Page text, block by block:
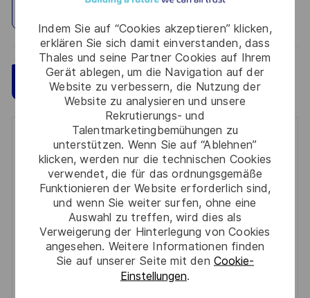
Indem Sie auf “Cookies akzeptieren” klicken,
erklären Sie sich damit einverstanden, dass
Thales und seine Partner Cookies auf Ihrem
Gerät ablegen, um die Navigation auf der
Website zu verbessern, die Nutzung der
Website zu analysieren und unsere
Rekrutierungs- und
Talentmarketingbemühungen zu
unterstützen. Wenn Sie auf “Ablehnen”
klicken, werden nur die technischen Cookies
verwendet, die für das ordnungsgemäße
Funktionieren der Website erforderlich sind,
und wenn Sie weiter surfen, ohne eine
Auswahl zu treffen, wird dies als
Verweigerung der Hinterlegung von Cookies
angesehen. Weitere Informationen finden
Sie auf unserer Seite mit den Cookie-
Einstellungen.
Jetzt bewerben Speichern
Get notified for similar jobs
You'll receive updates once a week
Enter
address
(Required)
Required
Prüfen Sie die Bedingungen für die Verarbeitung
persönlicher Daten und stimmen Sie ihnen zu